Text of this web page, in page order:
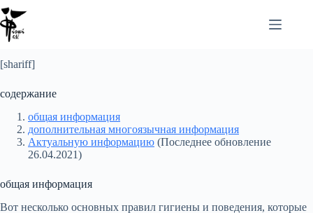
[shariff]
cодержание
общая информация
дополнительная многоязычная информация
Актуальную информацию (Последнее обновление
26.04.2021)
общая информация
Вот несколько основных правил гигиены и поведения, которые